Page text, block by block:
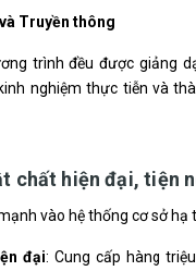
Truyền thông
trình đều được giảng
nghiệm thực tiễn và
chất hiện đại, tiện
vào hệ thống cơ sở hạ
đại: Cung cấp hàng